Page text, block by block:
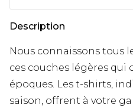
Description
Nous connaissons tous
ces couches légères qui
époques. Les t-shirts,
saison, offrent à votre